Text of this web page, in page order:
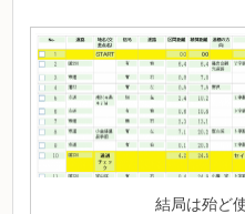
結局は殆ど